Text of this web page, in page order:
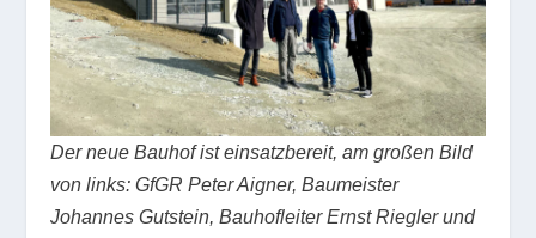
Der neue Bauhof ist einsatzbereit, am großen Bild
von links: GfGR Peter Aigner, Baumeister
Johannes Gutstein, Bauhofleiter Ernst Riegler und